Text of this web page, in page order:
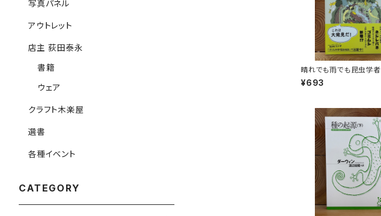
晴れでも雨でも昆虫学者
¥693
写真パネル
アウトレット
店主 荻田泰永
書籍
ウェア
クラフト木楽屋
選書
各種イベント
CATEGORY